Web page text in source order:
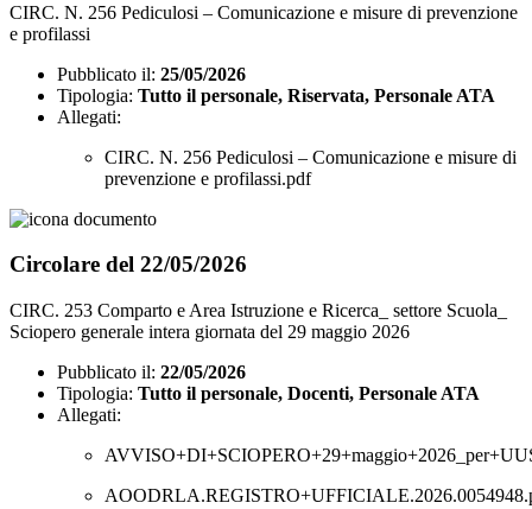
CIRC. N. 256 Pediculosi – Comunicazione e misure di prevenzione
e profilassi
Pubblicato il: 25/05/2026
Tipologia: Tutto il personale, Riservata, Personale ATA
Allegati:
CIRC. N. 256 Pediculosi – Comunicazione e misure di
prevenzione e profilassi.pdf
Circolare del 22/05/2026
CIRC. 253 Comparto e Area Istruzione e Ricerca_ settore Scuola_
Sciopero generale intera giornata del 29 maggio 2026
Pubblicato il: 22/05/2026
Tipologia: Tutto il personale, Docenti, Personale ATA
Allegati: